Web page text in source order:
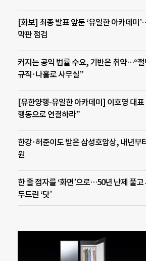
[화보] 최종 발표 앞둔 ‘유일한 아카데미
막판 점검
커지는 공익 법률 수요, 기반은 취약…“절
규직·나홀로 사무실”
[유한양행-유일한 아카데미] 이호영 대표
행동으로 연결하라”
한강·허준이도 받은 삼성호암상, 내년부
원
한 줄 점자를 ‘화면’으로…50년 난제 풀고
두드린 ‘닷’